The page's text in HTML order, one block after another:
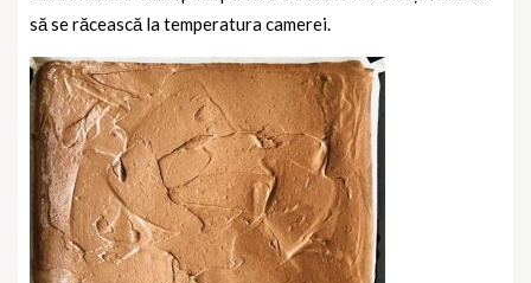
să se răcească la temperatura camerei.